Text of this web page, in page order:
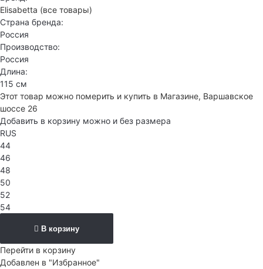
Elisabetta (все товары)
Страна бренда:
Россия
Производство:
Россия
Длина:
115 см
Этот товар можно померить и купить в Магазине, Варшавское
шоссе 26
Добавить в корзину можно и без размера
RUS
44
46
48
50
52
54
В корзину
Перейти в корзину
Добавлен в "Избранное"